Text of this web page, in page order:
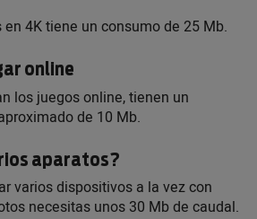
en 4K tiene un consumo de 25 Mb.
online
los juegos online, tienen un
de 10 Mb.
aparatos?
varios dispositivos a la vez con
necesitas unos 30 Mb de caudal.